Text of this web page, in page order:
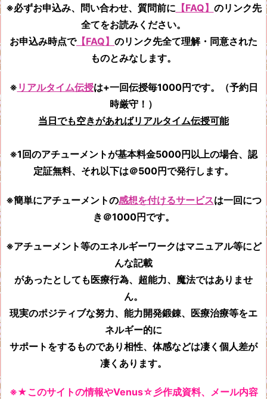
※必ずお申込み、問い合わせ、質問前に 【FAQ】 のリンク先
全てをお読みください。
お申込み時点で【FAQ】 のリンク先全て理解・同意された
ものとみなします。
※ リアルタイム伝授は+一回伝授毎1000円です。（予約日
時厳守！）
当日でも空きがあればリアルタイム伝授可能
※1回のアチューメントが基本料金5000円以上の場合、認
定証無料、それ以下は＠500円で発行します。
※簡単にアチューメントの感想を付けるサービスは一回につ
き＠1000円です。
※アチューメント等のエネルギーワークはマニュアル等にど
んな記載
があったとしても医療行為、超能力、魔法ではありませ
ん。
現実のポジティブな努力、能力開発鍛錬、医療治療等をエ
ネルギー的に
サポートをするものであり相性、体感などは凄く個人差が
凄くあります。
※★このサイトの情報やVenus☆彡作成資料、メール内容